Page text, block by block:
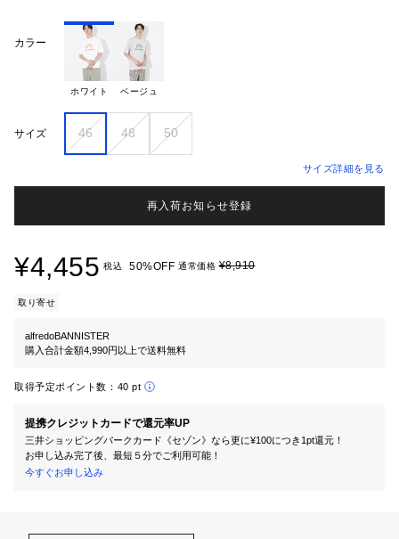
カラー
ホワイト ベージュ
サイズ 46 48 50
サイズ詳細を見る
再入荷お知らせ登録
¥4,455 税込 50%OFF 通常価格¥8,910
取り寄せ
alfredoBANNISTER
購入合計金額4,990円以上で送料無料
取得予定ポイント数： 40 pt
提携クレジットカードで還元率UP
三井ショッピングパークカード《セゾン》なら更に¥100につき1pt還元！
お申し込み完了後、最短５分でご利用可能！
今すぐお申し込み